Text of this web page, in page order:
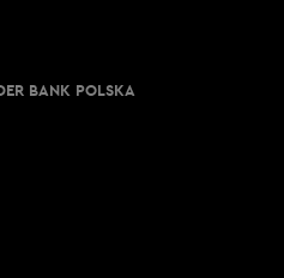
BANK POLSKA